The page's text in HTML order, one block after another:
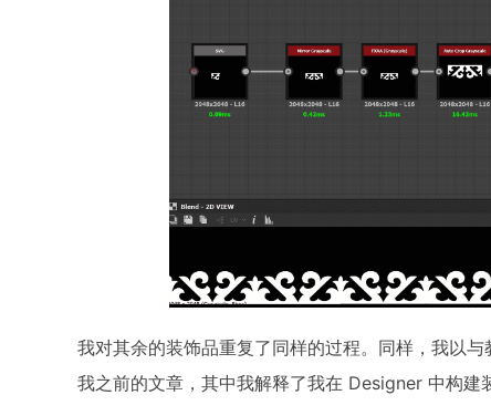
我对其余的装饰品重复了同样的过程。同样，我以
我之前的文章，其中我解释了我在 Designer 中构建